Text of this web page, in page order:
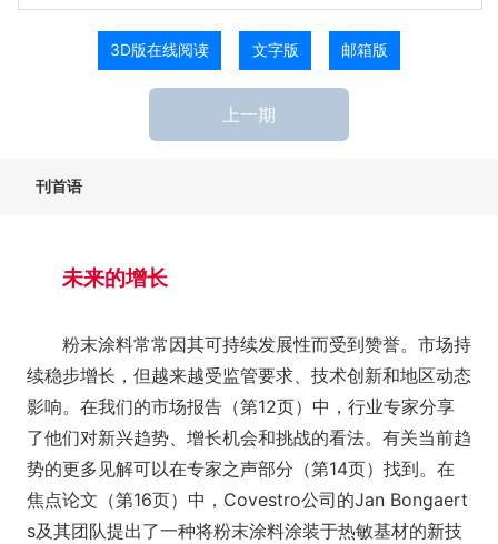
3D版在线阅读 文字版 邮箱版
上一期
刊首语
未来的增长
粉末涂料常常因其可持续发展性而受到赞誉。市场持
续稳步增长，但越来越受监管要求、技术创新和地区动态
影响。在我们的市场报告（第12页）中，行业专家分享
了他们对新兴趋势、增长机会和挑战的看法。有关当前趋
势的更多见解可以在专家之声部分（第14页）找到。在
焦点论文（第16页）中，Covestro公司的Jan Bongaert
s及其团队提出了一种将粉末涂料涂装于热敏基材的新技